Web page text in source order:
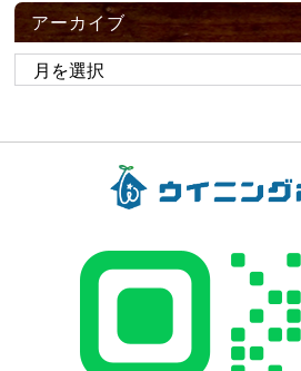
アーカイブ